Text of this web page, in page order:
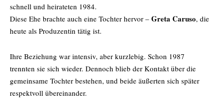
schnell und heirateten 1984.
Diese Ehe brachte auch eine Tochter hervor – Greta Caruso, die
heute als Produzentin tätig ist.
Ihre Beziehung war intensiv, aber kurzlebig. Schon 1987
trennten sie sich wieder. Dennoch blieb der Kontakt über die
gemeinsame Tochter bestehen, und beide äußerten sich später
respektvoll übereinander.